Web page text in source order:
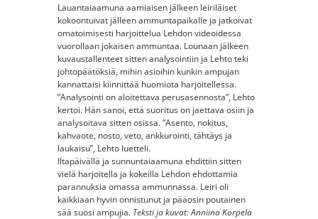
Lauantaiaamuna aamiaisen jälkeen leiriläiset
kokoontuivat jälleen ammuntapaikalle ja jatkoivat
omatoimisesti harjoittelua Lehdon videoidessa
vuorollaan jokaisen ammuntaa. Lounaan jälkeen
kuvaustallenteet sitten analysointiin ja Lehto teki
johtopäätöksiä, mihin asioihin kunkin ampujan
kannattaisi kiinnittää huomiota harjoitellessa.
”Analysointi on aloitettava perusasennosta”, Lehto
kertoi. Hän sanoi, että suoritus on jaettava osiin ja
analysoitava sitten osissa. ”Asento, nokitus,
kahvaote, nosto, veto, ankkurointi, tähtäys ja
laukaisu”, Lehto luetteli.
Iltapäivällä ja sunnuntaiaamuna ehdittiin sitten
vielä harjoitella ja kokeilla Lehdon ehdottamia
parannuksia omassa ammunnassa. Leiri oli
kaikkiaan hyvin onnistunut ja pääosin poutainen
sää suosi ampujia. Teksti ja kuvat: Anniina Korpela